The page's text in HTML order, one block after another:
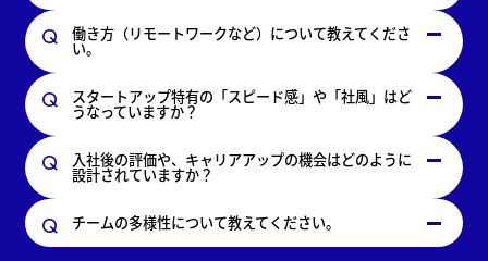
働き方（リモートワークなど）について教えてくださ
い。
スタートアップ特有の「スピード感」や「社風」はど
うなっていますか？
入社後の評価や、キャリアアップの機会はどのように
設計されていますか？
チームの多様性について教えてください。